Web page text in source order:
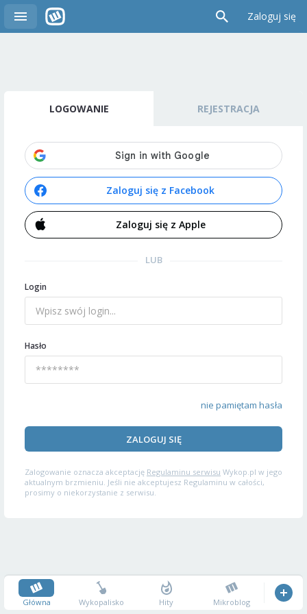
Zaloguj się
LOGOWANIE REJESTRACJA
Zaloguj się z Facebook
Zaloguj się z Apple
LUB
Login
Hasło
nie pamiętam hasła
ZALOGUJ SIĘ
Zalogowanie oznacza akceptację Regulaminu serwisu Wykop.pl w jego
aktualnym brzmieniu. Jeśli nie akceptujesz Regulaminu w całości,
prosimy o niekorzystanie z serwisu.
Główna Wykopalisko Hity Mikroblog